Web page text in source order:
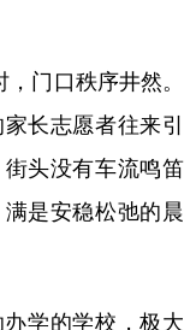
溯源中国
悦读
门口秩序井然。
长志愿者往来引
头没有车流鸣笛
是安稳松弛的晨
学的学校，极大